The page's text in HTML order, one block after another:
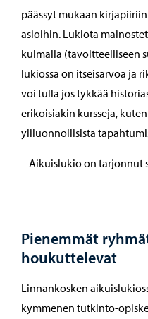
päässyt mukaan
asioihin. Lukiota
kulmalla (tavoitteelliseen
lukiossa on itseisarvoa ja
voi tulla jos tykkää
erikoisiakin kursseja,
yliluonnollisista
– Aikuislukio on tarjonnut
Pienemmät
houkuttelevat
Linnankosken
kymmenen tutkinto-